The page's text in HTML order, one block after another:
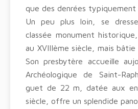
que des denrées typiquement
Un peu plus loin, se dresse
classée monument
au XVIIIème siècle, mais
Son presbytère accueille
Archéologique de Saint-
guet de 22 m, datée aux
siècle, offre un splendide